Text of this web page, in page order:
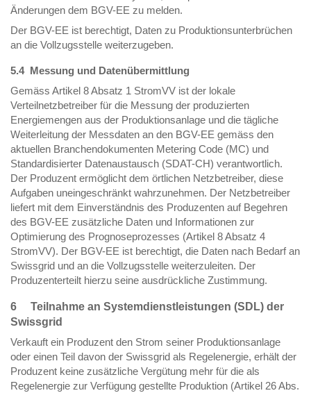
Änderungen dem BGV-EE zu melden.
Der BGV-EE ist berechtigt, Daten zu Produktionsunterbrüchen
an die Vollzugsstelle weiterzugeben.
5.4 Messung und Datenübermittlung
Gemäss Artikel 8 Absatz 1 StromVV ist der lokale
Verteilnetzbetreiber für die Messung der produzierten
Energiemengen aus der Produktionsanlage und die tägliche
Weiterleitung der Messdaten an den BGV-EE gemäss den
aktuellen Branchendokumenten Metering Code (MC) und
Standardisierter Datenaustausch (SDAT-CH) verantwortlich.
Der Produzent ermöglicht dem örtlichen Netzbetreiber, diese
Aufgaben uneingeschränkt wahrzunehmen. Der Netzbetreiber
liefert mit dem Einverständnis des Produzenten auf Begehren
des BGV-EE zusätzliche Daten und Informationen zur
Optimierung des Prognoseprozesses (Artikel 8 Absatz 4
StromVV). Der BGV-EE ist berechtigt, die Daten nach Bedarf an
Swissgrid und an die Vollzugsstelle weiterzuleiten. Der
Produzenterteilt hierzu seine ausdrückliche Zustimmung.
6 Teilnahme an Systemdienstleistungen (SDL) der
Swissgrid
Verkauft ein Produzent den Strom seiner Produktionsanlage
oder einen Teil davon der Swissgrid als Regelenergie, erhält der
Produzent keine zusätzliche Vergütung mehr für die als
Regelenergie zur Verfügung gestellte Produktion (Artikel 26 Abs.